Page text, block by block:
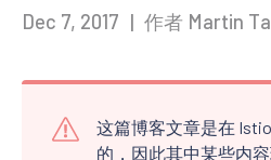
Dec 7, 2017 | 作者 Martin
这篇博客文章是在
的，因此其中某些内